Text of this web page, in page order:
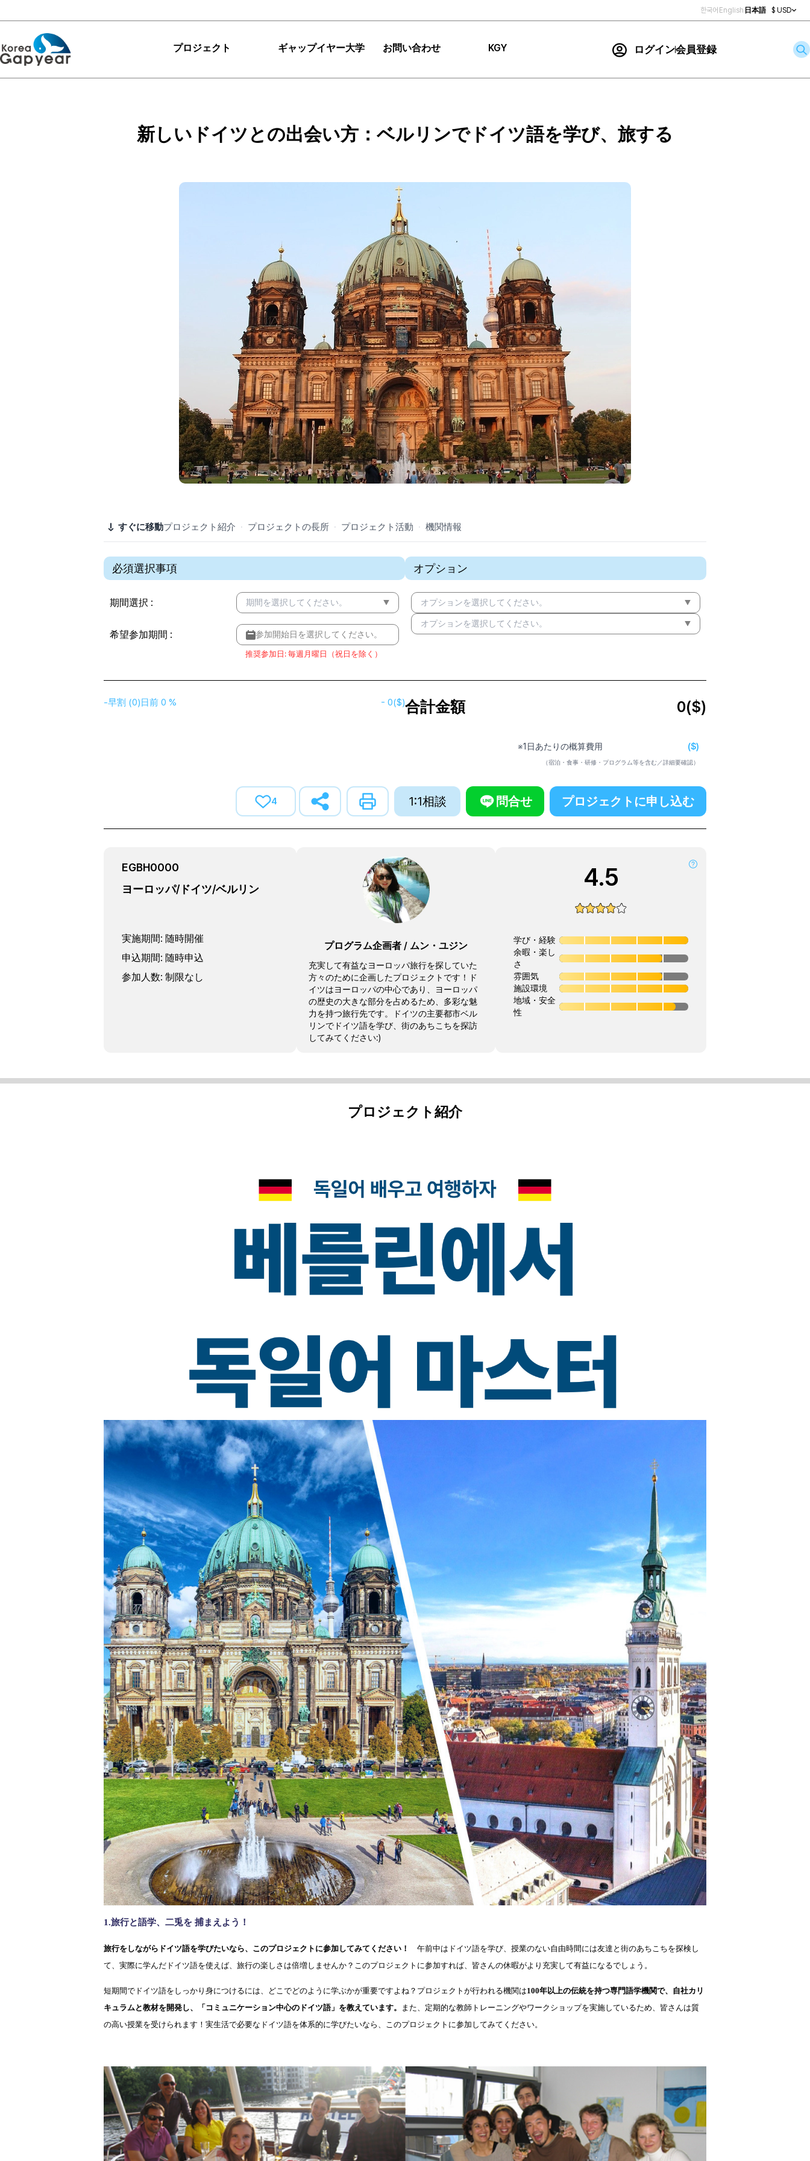
한국어 English 日本語 $ USD
プロジェクト ギャップイヤー大学 お問い合わせ KGY ログイン会員登録
検索
レビュー
ギャップイヤーミッシ
ョン
お知らせ
インパクト
新しいドイツとの出会い方：ベルリンでドイツ語を学び、旅する
すぐに移動プロジェクト紹介 · プロジェクトの長所 · プロジェクト活動 · 機関情報
必須選択事項
期間選択 : 期間を選択してください。
希望参加期間 : 参加開始日を選択してください。
推奨参加日 : 毎週月曜日（祝日を除く）
オプション
オプションを選択してください。
オプションを選択してください。
-早割 (0)日前 0 % - 0($)合計金額 0($)
※1日あたりの概算費用 ($)
（宿泊・食事・研修・プログラム等を含む／詳細要確認）
4 1:1相談 問合せ プロジェクトに申し込む
EGBH0000
ヨーロッパ/ドイツ/ベルリン
実施期間: 随時開催
申込期間: 随時申込
参加人数: 制限なし
プログラム企画者 / ムン・ユジン
充実して有益なヨーロッパ旅行を探していた
方々のために企画したプロジェクトです！ド
イツはヨーロッパの中心であり、ヨーロッパ
の歴史の大きな部分を占めるため、多彩な魅
力を持つ旅行先です。ドイツの主要都市ベル
リンでドイツ語を学び、街のあちこちを探訪
してみてください:)
4.5
学び・経験
余暇・楽し
さ
雰囲気
施設環境
地域・安全
性
プロジェクト紹介
1.旅行と語学、 二兎を 捕まえよう ！
旅行をしながらドイツ語を学びたいなら、このプロジェクトに参加してみてください！
午前中はドイツ語を学び、授業のない自由時間には友達と街のあちこちを探検し
て、実際に学んだドイツ語を使えば、旅行の楽しさは倍増しませんか？このプロジェクトに参加すれば、皆さんの休暇がより充実して有益になるでしょう。
短期間でドイツ語をしっかり身につけるには、どこでどのように学ぶかが重要ですよね？プロジェクトが行われる機関は100年以上の伝統を持つ専門語学機関で、自社カリ
キュラムと教材を開発し、「コミュニケーション中心のドイツ語」を教えています。
また、定期的な教師トレーニングやワークショップを実施しているため、皆さんは質
の高い授業を受けられます！実生活で必要なドイツ語を体系的に学びたいなら、このプロジェクトに参加してみてください。